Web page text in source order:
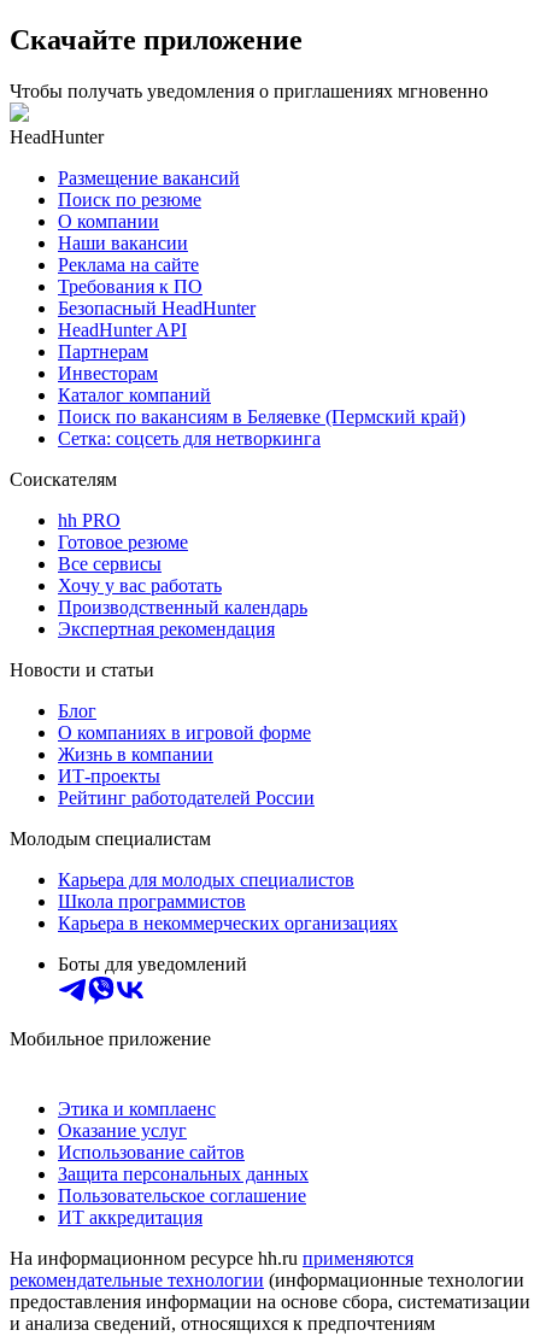
Скачайте приложение
Чтобы получать уведомления о приглашениях мгновенно
HeadHunter
Размещение вакансий
Поиск по резюме
О компании
Наши вакансии
Реклама на сайте
Требования к ПО
Безопасный HeadHunter
HeadHunter API
Партнерам
Инвесторам
Каталог компаний
Поиск по вакансиям в Беляевке (Пермский край)
Сетка: соцсеть для нетворкинга
Соискателям
hh PRO
Готовое резюме
Все сервисы
Хочу у вас работать
Производственный календарь
Экспертная рекомендация
Новости и статьи
Блог
О компаниях в игровой форме
Жизнь в компании
ИТ-проекты
Рейтинг работодателей России
Молодым специалистам
Карьера для молодых специалистов
Школа программистов
Карьера в некоммерческих организациях
Боты для уведомлений
Мобильное приложение
Этика и комплаенс
Оказание услуг
Использование сайтов
Защита персональных данных
Пользовательское соглашение
ИТ аккредитация
На информационном ресурсе hh.ru применяются
рекомендательные технологии (информационные технологии
предоставления информации на основе сбора, систематизации
и анализа сведений, относящихся к предпочтениям